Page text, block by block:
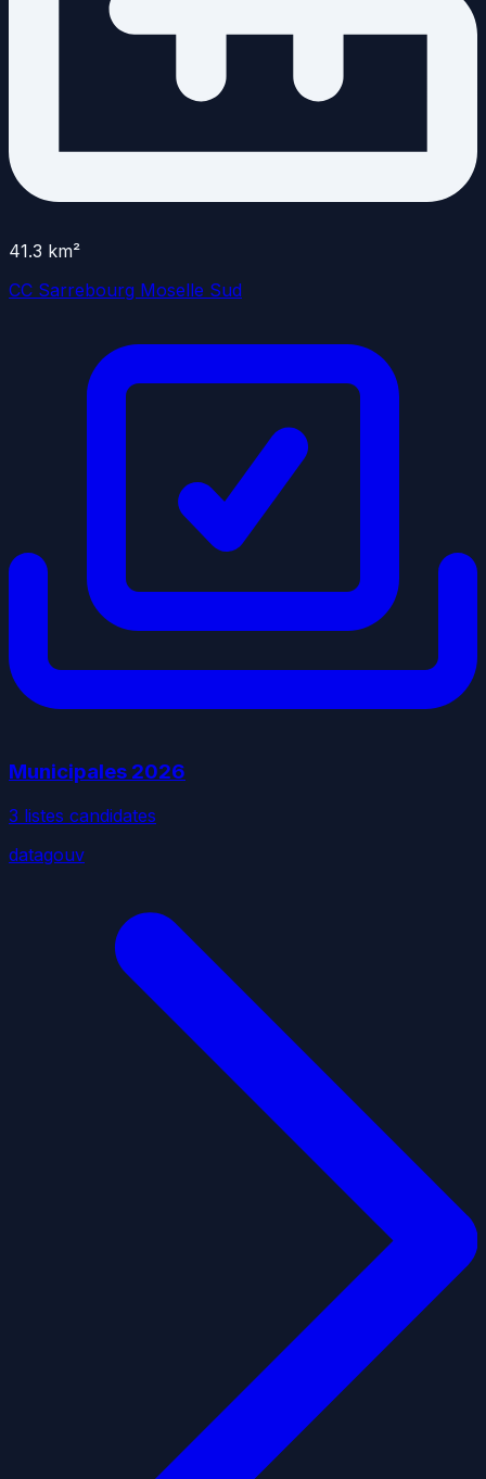
41.3 km²
CC Sarrebourg Moselle Sud
Municipales 2026
3 listes candidates
datagouv